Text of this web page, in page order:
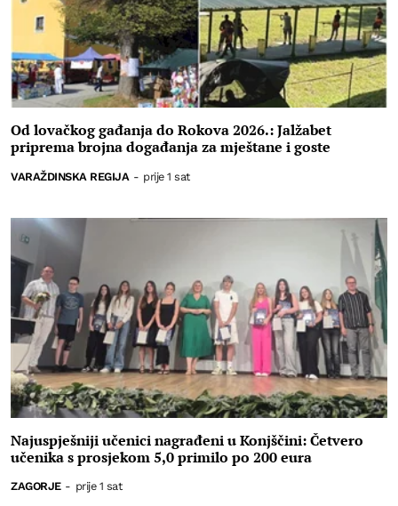
Od lovačkog gađanja do Rokova 2026.: Jalžabet
priprema brojna događanja za mještane i goste
VARAŽDINSKA REGIJA - prije 1 sat
Najuspješniji učenici nagrađeni u Konjščini: Četvero
učenika s prosjekom 5,0 primilo po 200 eura
ZAGORJE - prije 1 sat